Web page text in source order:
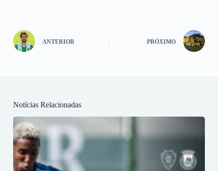
ANTERIOR PRÓXIMO
Notícias Relacionadas